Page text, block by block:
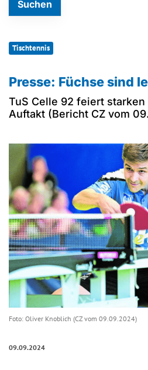
Tischtennis
Presse: Füchse sind
TuS Celle 92 feiert
Auftakt (Bericht CZ vom
Foto: Oliver Knoblich (CZ vom 09.09.2024)
09.09.2024